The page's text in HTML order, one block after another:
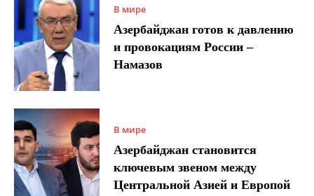
В мире
Азербайджан готов к давлению
и провокациям России –
Намазов
В мире
Азербайджан становится
ключевым звеном между
Центральной Азией и Европой